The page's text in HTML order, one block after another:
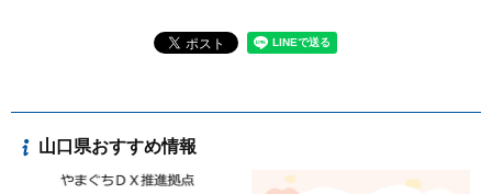
山口県おすすめ情報